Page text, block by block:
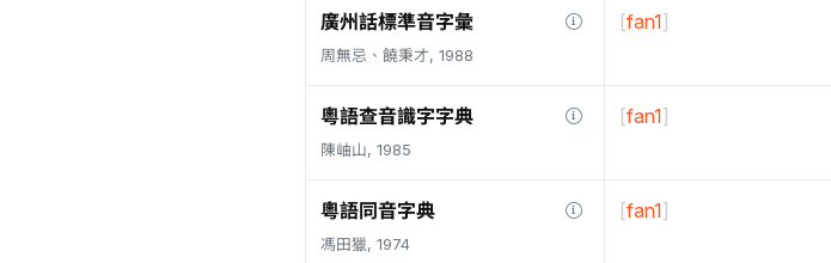
廣州話標準音字彙
周無忌、饒秉才, 1988
[fan1]
粵語查音識字字典
陳岫山, 1985
[fan1]
粵語同音字典
馮田獵, 1974
[fan1]